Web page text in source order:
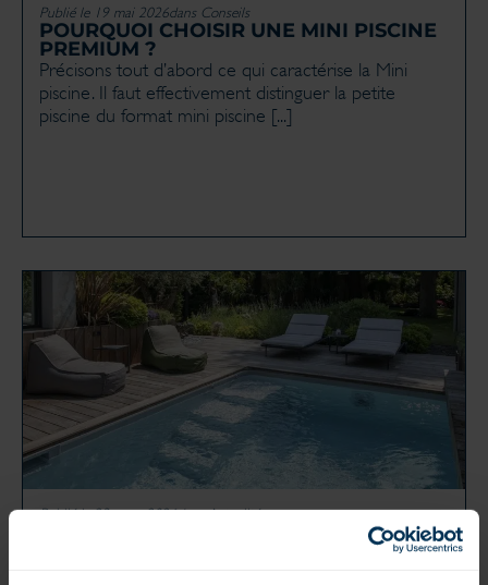
Publié le 19 mai 2026dans Conseils
POURQUOI CHOISIR UNE MINI PISCINE
PREMIUM ?
Précisons tout d’abord ce qui caractérise la Mini
piscine. Il faut effectivement distinguer la petite
piscine du format mini piscine [...]
Publié le 23 mars 2026dansActualités
QUELLES SONT LES TENDANCES
PISCINE HAUT DE GAMME EN 2026